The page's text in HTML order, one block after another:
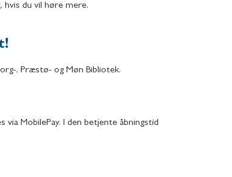
, hvis du vil høre mere.
, Præstø- og Møn Bibliotek.
MobilePay. I den betjente åbningstid